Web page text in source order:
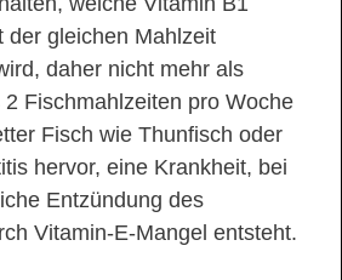
der gleichen Mahlzeit
daher nicht mehr als
2 Fischmahlzeiten pro Woche
Fisch wie Thunfisch oder
hervor, eine Krankheit, bei
Entzündung des
Vitamin-E-Mangel entsteht.